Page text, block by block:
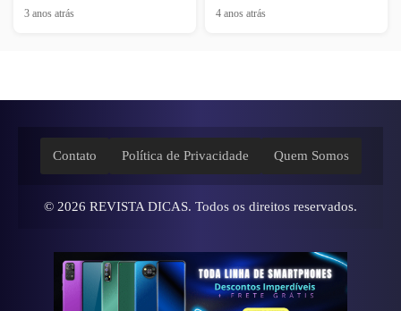
3 anos atrás 4 anos atrás
Contato Política de Privacidade Quem Somos
© 2026 REVISTA DICAS. Todos os direitos reservados.